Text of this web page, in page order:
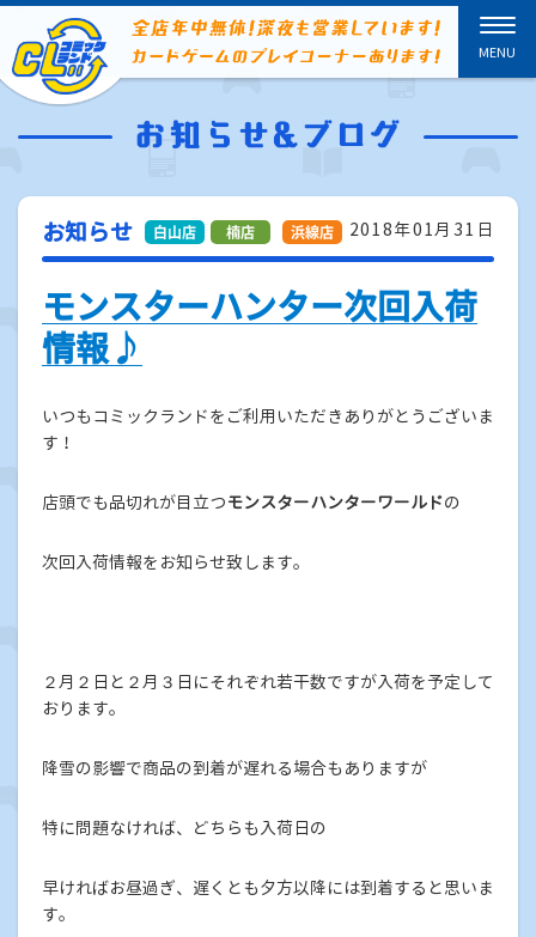
2018年01月31日
お知らせ
モンスターハンター次回入荷
情報♪
いつもコミックランドをご利用いただきありがとうございま
す！
店頭でも品切れが目立つモンスターハンターワールドの
次回入荷情報をお知らせ致します。
２月２日と２月３日にそれぞれ若干数ですが入荷を予定して
おります。
降雪の影響で商品の到着が遅れる場合もありますが
特に問題なければ、どちらも入荷日の
早ければお昼過ぎ、遅くとも夕方以降には到着すると思いま
す。